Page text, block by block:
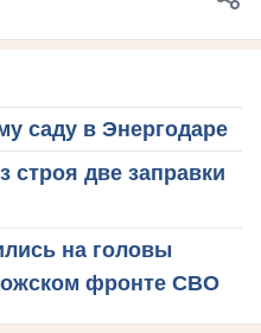
саду в Энергодаре
две заправки
на головы
фронте СВО